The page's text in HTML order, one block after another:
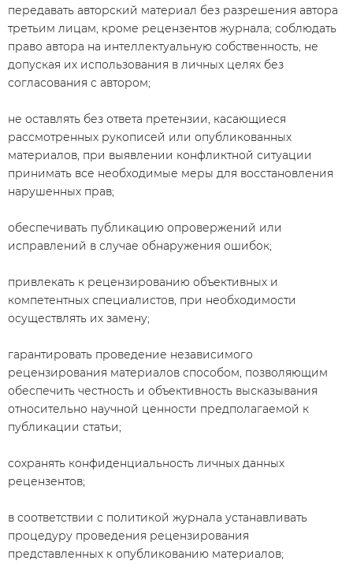
передавать авторский материал без разрешения автора
третьим лицам, кроме рецензентов журнала; соблюдать
право автора на интеллектуальную собственность, не
допуская их использования в личных целях без
согласования с автором;
не оставлять без ответа претензии, касающиеся
рассмотренных рукописей или опубликованных
материалов, при выявлении конфликтной ситуации
принимать все необходимые меры для восстановления
нарушенных прав;
обеспечивать публикацию опровержений или
исправлений в случае обнаружения ошибок;
привлекать к рецензированию объективных и
компетентных специалистов, при необходимости
осуществлять их замену;
гарантировать проведение независимого
рецензирования материалов способом, позволяющим
обеспечить честность и объективность высказывания
относительно научной ценности предполагаемой к
публикации статьи;
сохранять конфиденциальность личных данных
рецензентов;
в соответствии с политикой журнала устанавливать
процедуру проведения рецензирования
представленных к опубликованию материалов;